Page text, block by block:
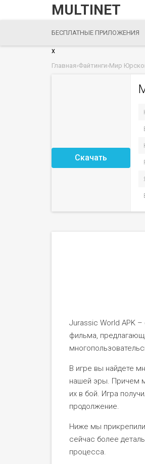
MULTINET
БЕСПЛАТНЫЕ ПРИЛОЖЕНИЯ
x
Главная›Файтинги›Мир
Скачать
Jurassic World APK –
фильма,
В игре вы найдете
нашей эры. Причем
их в бой. Игра
продолжение.
Ниже мы
сейчас более
процесса.